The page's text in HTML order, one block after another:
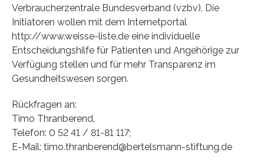
Verbraucherzentrale Bundesverband (vzbv). Die
Initiatoren wollen mit dem Internetportal
http://www.weisse-liste.de eine individuelle
Entscheidungshilfe für Patienten und Angehörige zur
Verfügung stellen und für mehr Transparenz im
Gesundheitswesen sorgen.
Rückfragen an:
Timo Thranberend,
Telefon: 0 52 41 / 81-81 117;
E-Mail: timo.thranberend@bertelsmann-stiftung.de